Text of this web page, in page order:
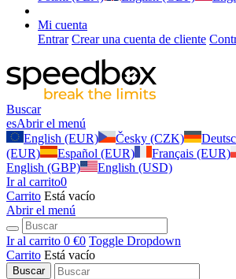
Mi cuenta
Entrar Crear una cuenta de cliente
Buscar
esAbrir el menú
English (EUR)
Česky (CZK)
(EUR)
Español (EUR) Français (EUR)
English (GBP)
English (USD)
Ir al carrito0
Carrito Está vacío
Abrir el menú
Ir al carrito 0 €0 Toggle Dropdown
Carrito Está vacío
Buscar